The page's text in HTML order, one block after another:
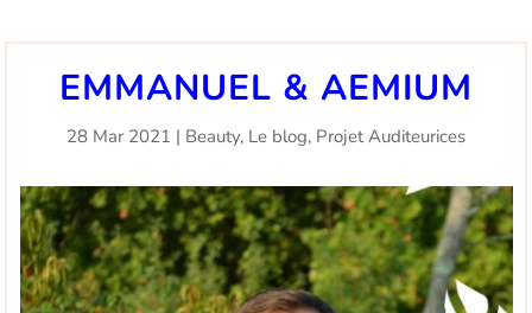
EMMANUEL & AEMIUM
28 Mar 2021 | Beauty, Le blog, Projet Auditeurices